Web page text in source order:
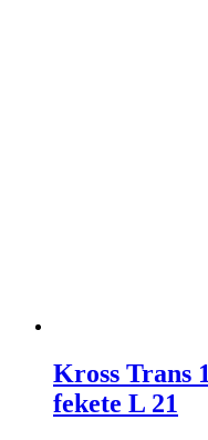
Kross Trans
fekete L 21